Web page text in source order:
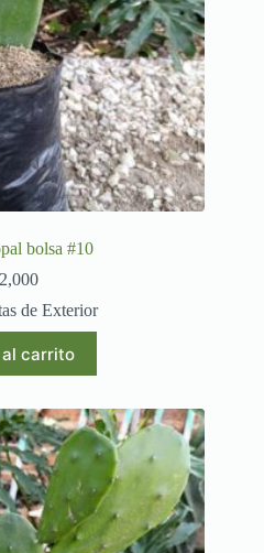
bolsa #10
de Exterior
carrito